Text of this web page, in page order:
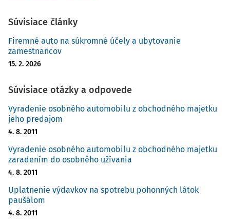
Súvisiace články
Firemné auto na súkromné účely a ubytovanie
zamestnancov
15. 2. 2026
Súvisiace otázky a odpovede
Vyradenie osobného automobilu z obchodného majetku
jeho predajom
4. 8. 2011
Vyradenie osobného automobilu z obchodného majetku
zaradením do osobného užívania
4. 8. 2011
Uplatnenie výdavkov na spotrebu pohonných látok
paušálom
4. 8. 2011